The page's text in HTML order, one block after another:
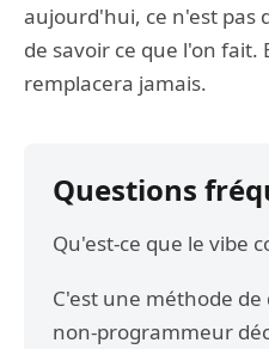
aujourd'hui, ce n'est pas
de savoir ce que l'on fait.
remplacera jamais.
Questions
Qu'est-ce que le vibe
C'est une méthode
non-programmeur